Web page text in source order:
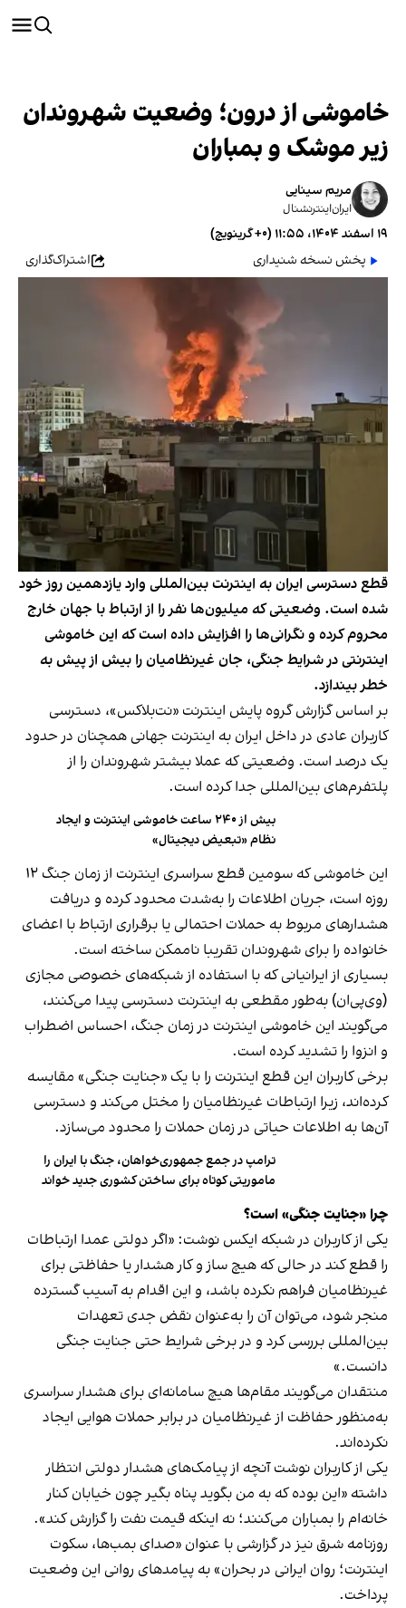
خاموشی از درون؛ وضعیت شهروندان
زیر موشک و بمباران
مریم سینایی
ایران‌اینترنشنال
۱۹ اسفند ۱۴۰۴، ۱۱:۵۵ (‎+۰ گرینویچ)
پخش نسخه شنیداری
اشتراک‌گذاری
قطع دسترسی ایران به اینترنت بین‌المللی وارد یازدهمین روز خود
شده است. وضعیتی که میلیون‌ها نفر را از ارتباط با جهان خارج
محروم کرده و نگرانی‌ها را افزایش داده است که این خاموشی
اینترنتی در شرایط جنگی، جان غیرنظامیان را بیش از پیش به
خطر بیندازد.
بر اساس گزارش گروه پایش اینترنت «نت‌بلاکس»، دسترسی
کاربران عادی در داخل ایران به اینترنت جهانی همچنان در حدود
یک درصد است. وضعیتی که عملا بیشتر شهروندان را از
پلتفرم‌های بین‌المللی جدا کرده است.
بیش از ۲۴۰ ساعت خاموشی اینترنت و ایجاد
نظام «تبعیض دیجیتال»
این خاموشی که سومین قطع سراسری اینترنت از زمان جنگ ۱۲
روزه است، جریان اطلاعات را به‌شدت محدود کرده و دریافت
هشدارهای مربوط به حملات احتمالی یا برقراری ارتباط با اعضای
خانواده را برای شهروندان تقریبا ناممکن ساخته است.
بسیاری از ایرانیانی که با استفاده از شبکه‌های خصوصی مجازی
(وی‌پی‌ان) به‌طور مقطعی به اینترنت دسترسی پیدا می‌کنند،
می‌گویند این خاموشی اینترنت در زمان جنگ، احساس اضطراب
و انزوا را تشدید کرده است.
برخی کاربران این قطع اینترنت را با یک «جنایت جنگی» مقایسه
کرده‌اند، زیرا ارتباطات غیرنظامیان را مختل می‌کند و دسترسی
آن‌ها به اطلاعات حیاتی در زمان حملات را محدود می‌سازد.
ترامپ در جمع جمهوری‌خواهان، جنگ با ایران را
ماموریتی کوتاه برای ساختن کشوری جدید خواند
چرا «جنایت جنگی» است؟
یکی از کاربران در شبکه ایکس نوشت: «اگر دولتی عمدا ارتباطات
را قطع کند در حالی که هیچ ساز و کار هشدار یا حفاظتی برای
غیرنظامیان فراهم نکرده باشد، و این اقدام به آسیب گسترده
منجر شود، می‌توان آن را به‌عنوان نقض جدی تعهدات
بین‌المللی بررسی کرد و در برخی شرایط حتی جنایت جنگی
دانست.»
منتقدان می‌گویند مقام‌ها هیچ سامانه‌ای برای هشدار سراسری‌
به‌منظور حفاظت از غیرنظامیان در برابر حملات هوایی ایجاد
نکرده‌اند.
یکی از کاربران نوشت آنچه از پیامک‌های هشدار دولتی انتظار
داشته «این بوده که به من بگوید پناه بگیر چون خیابان کنار
خانه‌ام را بمباران می‌کنند؛ نه اینکه قیمت نفت را گزارش کند».
روزنامه شرق نیز در گزارشی با عنوان «صدای بمب‌ها، سکوت
اینترنت؛ روان ایرانی در بحران» به پیامدهای روانی این وضعیت
پرداخت.